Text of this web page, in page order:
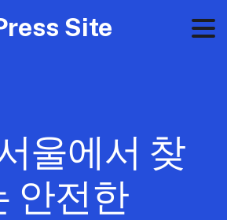
Site
울에서 찾
안전한